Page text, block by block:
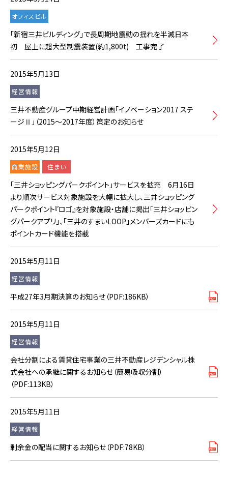
オフィスビル
「新宿三井ビルディング」で長周期地震動の揺れを半減日本
初 屋上に超大型制震装置(約1,800t) 工事完了
2015年5月13日
経営情報
三井不動産グループ中期経営計画「イノベーション2017 ステ
ージⅡ」（2015～2017年度）策定のお知らせ
2015年5月12日
商業施設 住まい
「三井ショッピングパークポイント」サービスを拡充 6月16日
より順次サービス対象施設を大幅に拡大し、三井ショッピング
パークポイント『ロゴ』を対象施設・店舗に掲出「三井ショッピン
グパークアプリ」、「三井のすまいLOOP」メンバーズカードにも
ポイントカード機能を搭載
2015年5月11日
経営情報
平成27年3月期決算のお知らせ（PDF:186KB）
2015年5月11日
経営情報
会社分割による賃貸住宅事業の三井不動産レジデンシャル株
式会社への承継に関するお知らせ（簡易吸収分割）
（PDF:113KB）
2015年5月11日
経営情報
剰余金の配当に関するお知らせ（PDF:78KB）